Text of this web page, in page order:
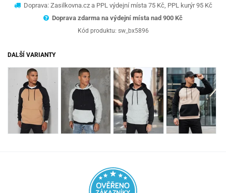
Doprava: Zasilkovna.cz a PPL výdejní místa 75 Kč, PPL kurýr 95 Kč
Doprava zdarma na výdejní místa nad 900 Kč
Kód produktu: sw_bx5896
DALŠÍ VARIANTY